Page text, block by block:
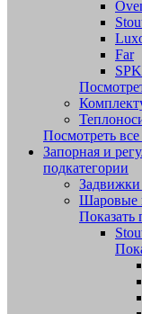
Far
SPK
Посмотреть
Запорная и
подкатегории
Шаровые
Показать